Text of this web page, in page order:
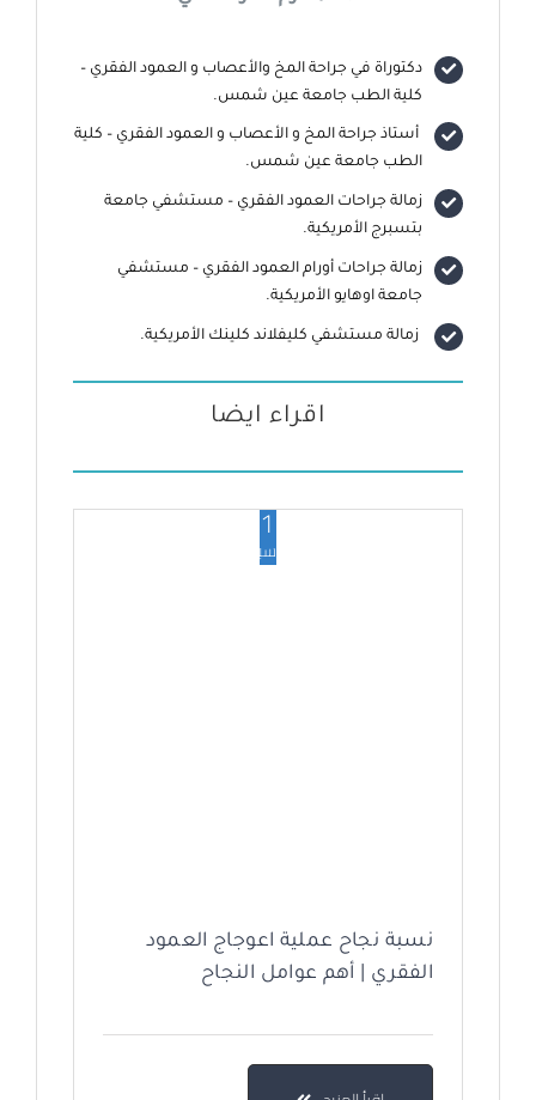
دكتوراة في جراحة المخ والأعصاب و العمود الفقري –
كلية الطب جامعة عين شمس.
أستاذ جراحة المخ و الأعصاب و العمود الفقري – كلية
الطب جامعة عين شمس.
زمالة جراحات العمود الفقري – مستشفي جامعة
بتسبرج الأمريكية.
زمالة جراحات أورام العمود الفقري – مستشفي
جامعة اوهايو الأمريكية.
زمالة مستشفي كليفلاند كلينك الأمريكية.
اقراء ايضا
1
سبتمبر
نسبة نجاح عملية اعوجاج العمود
الفقري | أهم عوامل النجاح